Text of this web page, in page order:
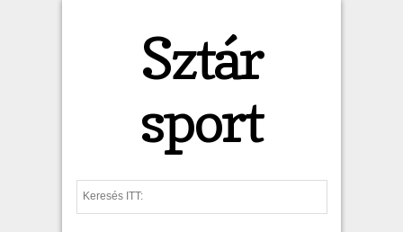
Sztár
sport
e